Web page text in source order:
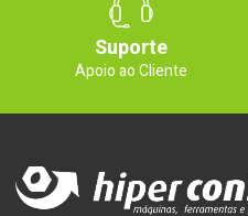
Suporte
Apoio ao Cliente